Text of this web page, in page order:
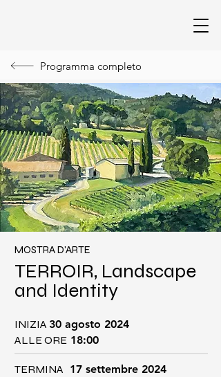
Programma completo
MOSTRA D'ARTE
TERROIR, Landscape
and Identity
30 agosto 2024
INIZIA
18:00
ALLE ORE
17 settembre 2024
TERMINA